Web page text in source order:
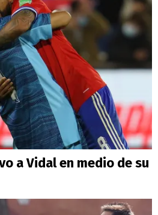
a Vidal en medio de su